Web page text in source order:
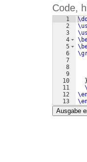
Code,
1
2
3
4
5
6
7
8
9
10
11
12
13
}
Ausgabe